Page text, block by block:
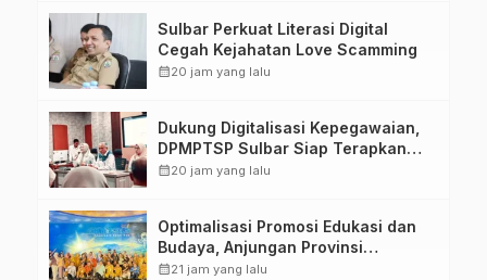
Sulbar Perkuat Literasi Digital
Cegah Kejahatan Love Scamming
calendar_month20 jam yang lalu
Dukung Digitalisasi Kepegawaian,
DPMPTSP Sulbar Siap Terapkan
Aplikasi FLEKSI ASN
calendar_month20 jam yang lalu
Optimalisasi Promosi Edukasi dan
Budaya, Anjungan Provinsi
Sulawesi Barat Perkuat Kolaborasi
calendar_month21 jam yang lalu